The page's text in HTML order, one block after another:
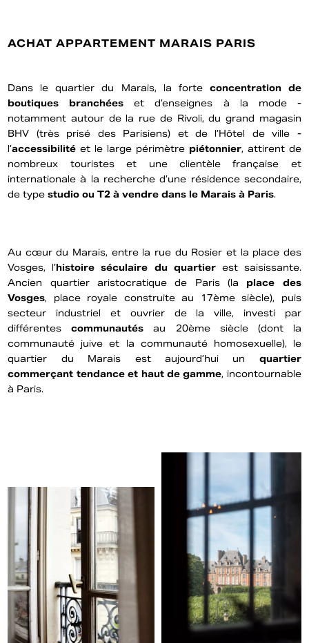
ACHAT APPARTEMENT MARAIS PARIS
Dans le quartier du Marais, la forte concentration de
boutiques branchées et d’enseignes à la mode -
notamment autour de la rue de Rivoli, du grand magasin
BHV (très prisé des Parisiens) et de l’Hôtel de ville -
l’accessibilité et le large périmètre piétonnier, attirent de
nombreux touristes et une clientèle française et
internationale à la recherche d’une résidence secondaire,
de typestudio ou T2 à vendre dans le Marais à Paris.
Au cœur du Marais, entre la rue du Rosier et la place des
Vosges, l’histoire séculaire du quartierest saisissante.
Ancien quartier aristocratique de Paris (la place des
Vosges, place royale construite au 17ème siècle), puis
secteur industriel et ouvrier de la ville, investi par
différentescommunautésau 20ème siècle (dont la
communauté juive et la communauté homosexuelle), le
quartier du Marais est aujourd’hui un quartier
commerçant tendance et haut de gamme, incontournable
à Paris.